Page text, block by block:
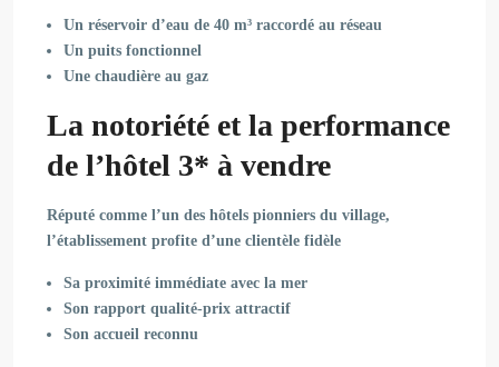
Un réservoir d’eau de 40 m³ raccordé au réseau
Un puits fonctionnel
Une chaudière au gaz
La notoriété et la performance
de l’hôtel 3* à vendre
Réputé comme l’un des hôtels pionniers du village,
l’établissement profite d’une clientèle fidèle
Sa proximité immédiate avec la mer
Son rapport qualité-prix attractif
Son accueil reconnu